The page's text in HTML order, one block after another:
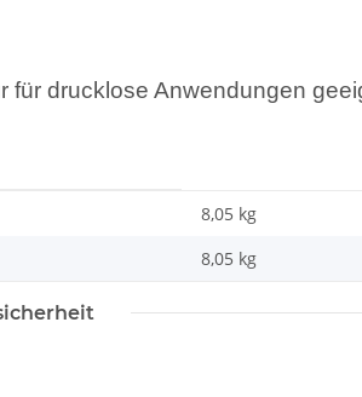
für drucklose Anwendungen
8,05 kg
8,05 kg